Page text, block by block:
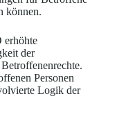
können.
erhöhte
der
Personen
Logik der